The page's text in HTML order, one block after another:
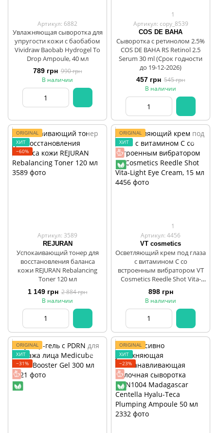
Артикул: 6882
Увлажняющая сыворотка для
упругости кожи с баобабом
Vividraw Baobab Hydrogel To
Drop Ampoule, 40 мл
789 грн 990 грн
В наличии
1
Артикул: copy_8539
COS DE BAHA
Сыворотка с ретинолом 2.5%
COS DE BAHA RS Retinol 2.5
Serum 30 ml (Срок годности
до 19-12-2026)
457 грн 545 грн
В наличии
ORIGINAL
ХИТ
−60%
Артикул: 3589
REJURAN
Успокаивающий тонер для
восстановления баланса
кожи REJURAN Rebalancing
Toner 120 мл
1 149 грн 2 884 грн
В наличии
ORIGINAL
ХИТ
1
Артикул: 4456
VT cosmetics
Осветляющий крем под глаза
с витамином С со
встроенным вибратором VT
Cosmetics Reedle Shot Vita-
Light Eye Cream, 15 мл
898 грн
В наличии
ORIGINAL
ХИТ
−31%
ORIGINAL
ХИТ
−23%